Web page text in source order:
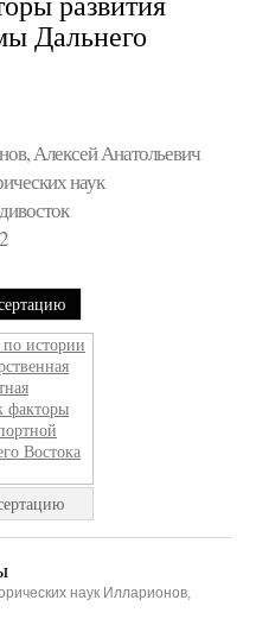
Дальнего
Алексей Анатольевич
наук
наук Илларионов,